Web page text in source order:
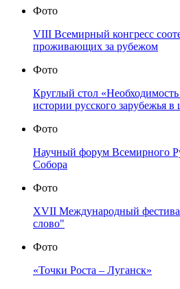
Фото
VIII Всемирный конгресс
проживающих за рубежом
Фото
Круглый стол
истории русского зарубежья
Фото
Научный форум Всемирного
Собора
Фото
XVII Международный
слово"
Фото
«Точки Роста – Луганск»